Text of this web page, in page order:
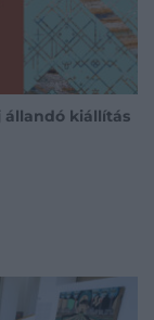
állandó kiállítás